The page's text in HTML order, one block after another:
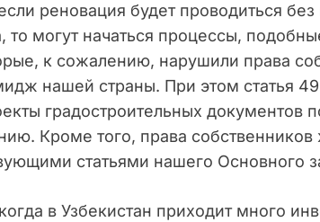
реновация будет проводиться без
то могут начаться процессы,
к сожалению, нарушили права
нашей страны. При этом статья
градостроительных документов
Кроме того, права собственников
статьями нашего Основного
в Узбекистан приходит много